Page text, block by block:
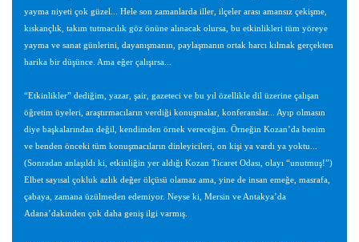
yayma niyeti çok güzel... Hele son zamanlarda iller, ilçeler arası amansız çekişme,
kıskançlık, takım tutmacılık göz önüne alınacak olursa, bu etkinlikleri tüm yöreye
yayma ve sanat günlerini, dayanışmanın, paylaşmanın ortak harcı kılmak gerçekten
harika bir düşünce. Ama eğer çalışırsa...
“Etkinlikler” dediğim, yazar, şair, gazeteci ve bu yıl özellikle dil üzerine çalışan
öğretim üyeleri, araştırmacıların verdiği konuşmalar, konferanslar... Ayıp olmasın
diye başkalarından değil, kendimden örnek vereceğim. Örneğin Kozan’da benim
ve benden önceki tüm konuşmacıların dinleyicileri, on kişi ya vardı ya yoktu...
(Sonradan anlaşıldı ki, etkinliğin yer aldığı Kozan Ticaret Odası, olayı “unutmuş!”)
Elbet sayısal çokluk azlık değer ölçüsü olamaz ama, yine de insan emeğe, masrafa,
çabaya, zamana üzülmeden edemiyor. Neyse ki, Mersin ve Antakya’da
Adana’dakinden çok daha geniş ilgi varmış.